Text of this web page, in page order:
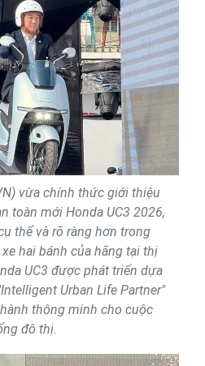
vừa chính thức giới thiệu
toàn mới Honda UC3 2026,
thể và rõ ràng hơn trong
hai bánh của hãng tại thị
UC3 được phát triển dựa
Urban Life Partner"
thông minh cho cuộc
đô thị.